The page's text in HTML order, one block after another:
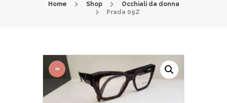
Home Shop
Occhiali da donna
Prada 09Z
IN
OFFER